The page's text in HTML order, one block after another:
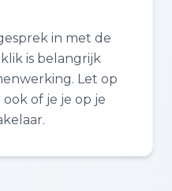
in met de
is belangrijk
Let op
of je je op je